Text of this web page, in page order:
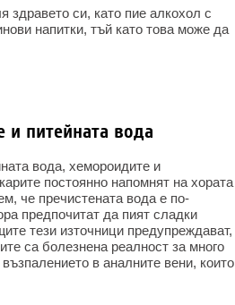
здравето си, като пие алкохол с
напитки, тъй като това може да
питейната вода
вода, хемороидите и
постоянно напомнят на хората
че пречистената вода е по-
предпочитат да пият сладки
тези източници предупреждават,
са болезнена реалност за много
в аналните вени, които